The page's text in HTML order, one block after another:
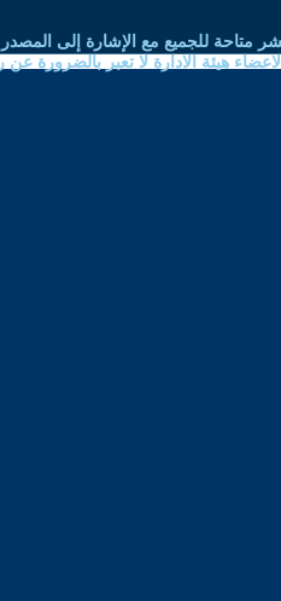
متاحة للجميع مع الإشارة إلى المصدر
هيئة الادارة لا تعبر بالضرورة عن